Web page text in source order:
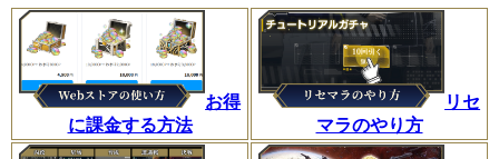
お得
に課金する方法
リセ
マラのやり方